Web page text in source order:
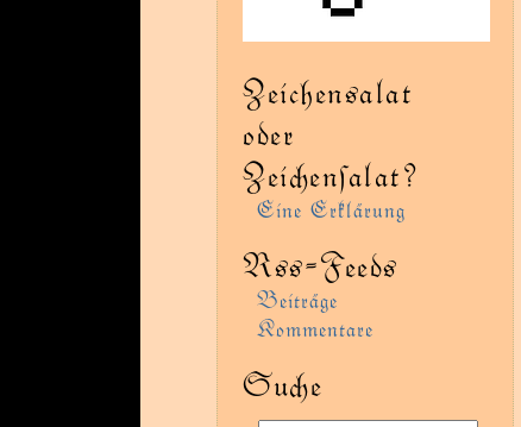
Zeichensalat
oder
Zeienſalat?
Eine Erklärung
Rss-Feeds
Beiträge
Kommentare
Sue